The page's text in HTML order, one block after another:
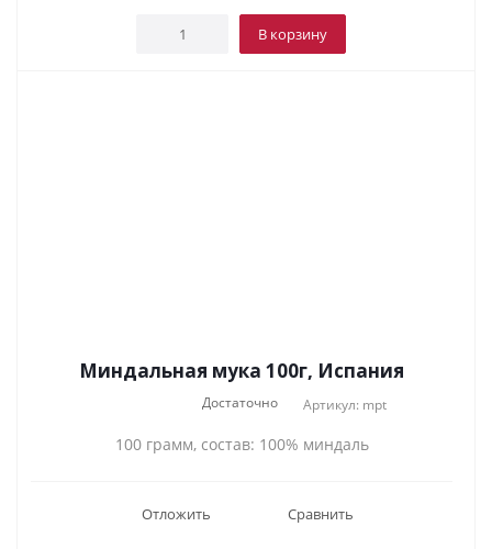
В корзину
Миндальная мука 100г, Испания
Достаточно Артикул: mpt
100 грамм, состав: 100% миндаль
Отложить Сравнить